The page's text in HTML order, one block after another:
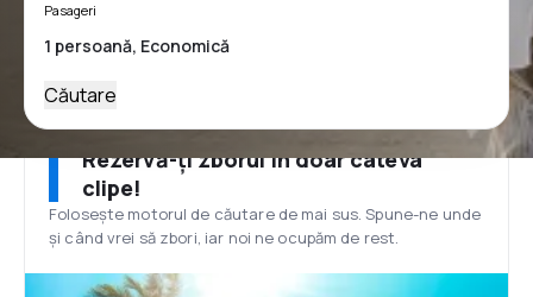
Pasageri
Căutare
Rezervă-ți zborul în doar câteva
clipe!
Folosește motorul de căutare de mai sus. Spune-ne unde
și când vrei să zbori, iar noi ne ocupăm de rest.